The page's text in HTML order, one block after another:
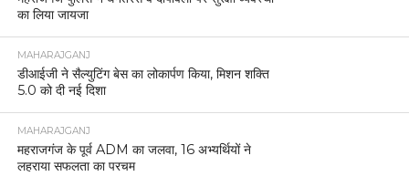
का लिया जायजा
MAHARAJGANJ
डीआईजी ने सैल्युटिंग बेस का लोकार्पण किया, मिशन शक्ति
5.0 को दी नई दिशा
MAHARAJGANJ
महराजगंज के पूर्व ADM का जलवा, 16 अभ्यर्थियों ने
लहराया सफलता का परचम